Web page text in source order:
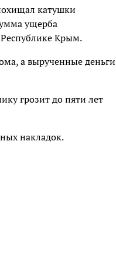
катушки
ущерба
Крым.
а вырученные деньги
грозит до пяти лет
накладок.